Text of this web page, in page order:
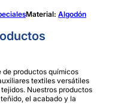
Material: Algodón
de productos químicos
textiles versátiles
Nuestros productos
el acabado y la